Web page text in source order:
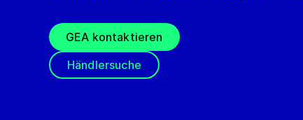
GEA kontaktieren
Händlersuche